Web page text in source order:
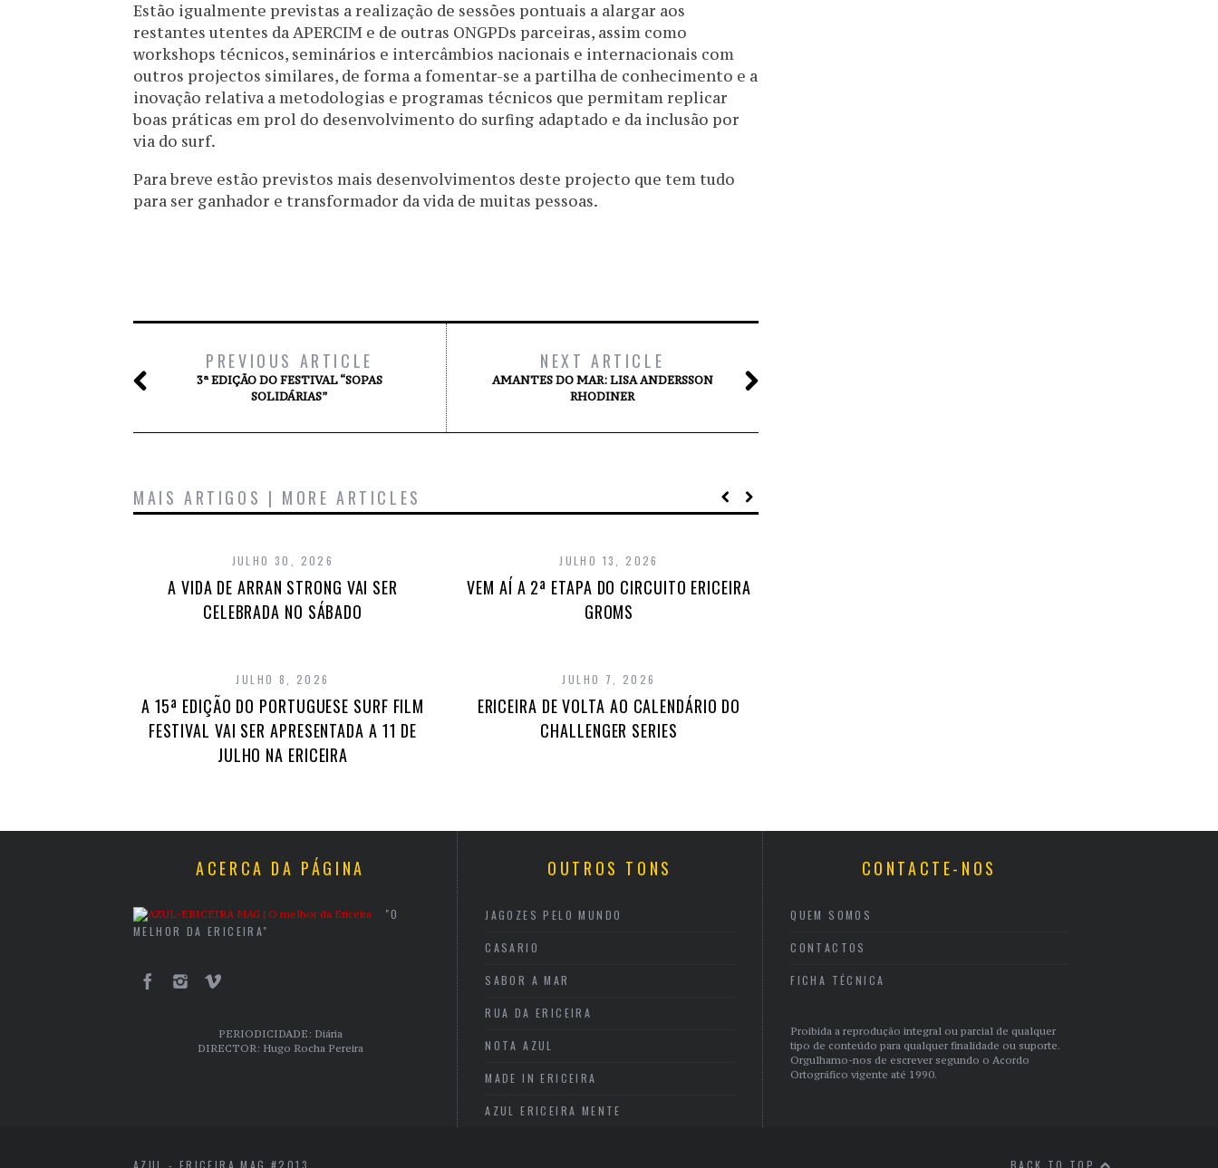
Estão igualmente previstas a realização de sessões pontuais a alargar aos
restantes utentes da APERCIM e de outras ONGPDs parceiras, assim como
workshops técnicos, seminários e intercâmbios nacionais e internacionais com
outros projectos similares, de forma a fomentar-se a partilha de conhecimento e a
inovação relativa a metodologias e programas técnicos que permitam replicar
boas práticas em prol do desenvolvimento do surfing adaptado e da inclusão por
via do surf.
Para breve estão previstos mais desenvolvimentos deste projecto que tem tudo
para ser ganhador e transformador da vida de muitas pessoas.
PREVIOUS ARTICLE
3ª EDIÇÃO DO FESTIVAL “SOPAS
SOLIDÁRIAS”
NEXT ARTICLE
AMANTES DO MAR: LISA ANDERSSON
RHODINER
MAIS ARTIGOS | MORE ARTICLES
JULHO 30, 2026
A VIDA DE ARRAN STRONG VAI SER
CELEBRADA NO SÁBADO
JULHO 13, 2026
VEM AÍ A 2ª ETAPA DO CIRCUITO ERICEIRA
GROMS
JULHO 8, 2026
A 15ª EDIÇÃO DO PORTUGUESE SURF FILM
FESTIVAL VAI SER APRESENTADA A 11 DE
JULHO NA ERICEIRA
JULHO 7, 2026
ERICEIRA DE VOLTA AO CALENDÁRIO DO
CHALLENGER SERIES
ACERCA DA PÁGINA
"O
MELHOR DA ERICEIRA"
PERIODICIDADE: Diária
DIRECTOR: Hugo Rocha Pereira
OUTROS TONS
JAGOZES PELO MUNDO
CASARIO
SABOR A MAR
RUA DA ERICEIRA
NOTA AZUL
MADE IN ERICEIRA
AZUL ERICEIRA MENTE
CONTACTE-NOS
QUEM SOMOS
CONTACTOS
FICHA TÉCNICA
Proibida a reprodução integral ou parcial de qualquer
tipo de conteúdo para qualquer finalidade ou suporte.
Orgulhamo-nos de escrever segundo o Acordo
Ortográfico vigente até 1990.